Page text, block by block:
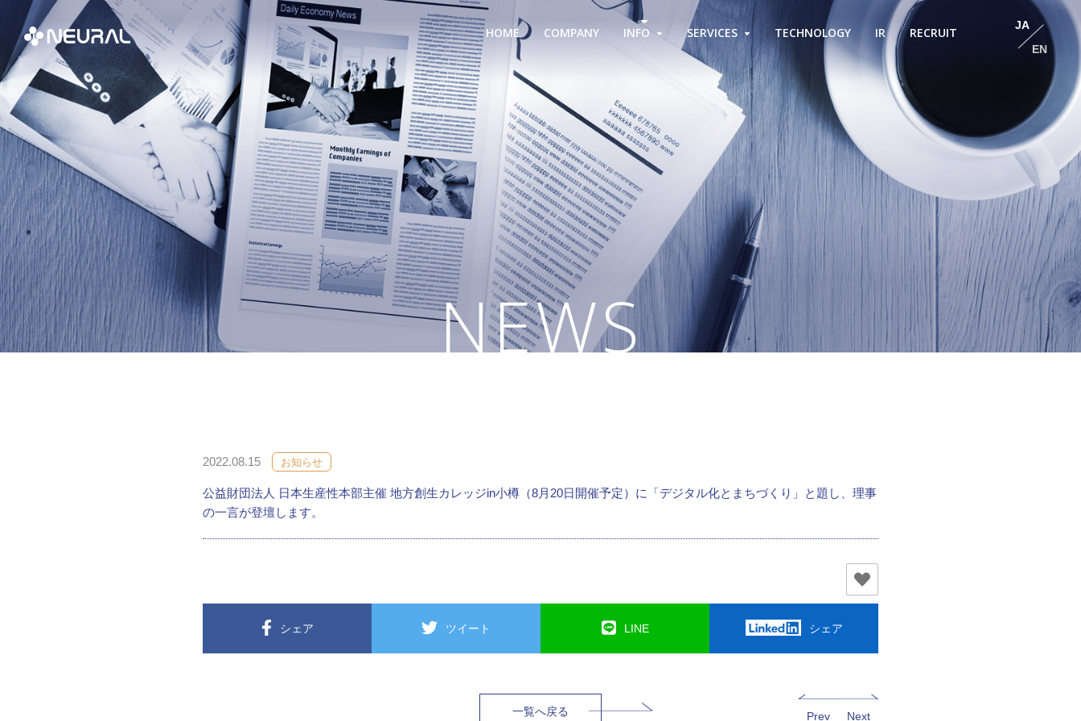
HOME COMPANY INFO SERVICES TECHNOLOGY IR RECRUIT
JA
EN
NEWS
2022.08.15 お知らせ
公益財団法人 日本生産性本部主催 地方創生カレッジin小樽（8月20日開催予定）に「デジタル化とまちづくり」と題し、理事
の一言が登壇します。
シェア ツイート LINE シェア
一覧へ戻る Prev Next